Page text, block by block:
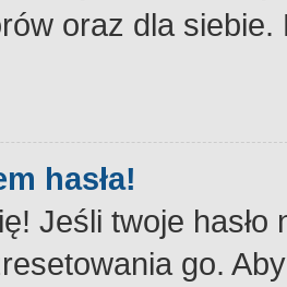
oraz dla
hasła!
Jeśli twoje
go.